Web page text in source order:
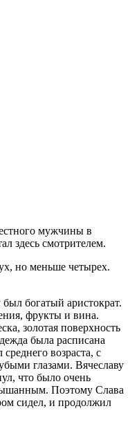
мужчины в
здесь смотрителем.
но меньше четырех.
богатый аристократ.
фрукты и вина.
золотая поверхность
была расписана
возраста, с
глазами. Вячеславу
что было очень
Поэтому Слава
сидел, и продолжил